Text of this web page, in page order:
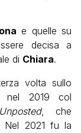
e quelle su
decisa a
di Chiara.
volta sullo
nel 2019 col
, che
Nel 2021 fu la